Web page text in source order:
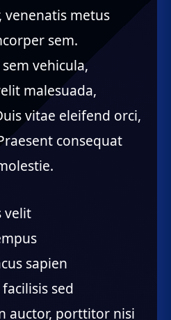
metus
sem.
vehicula,
malesuada,
vitae eleifend orci,
consequat
velit
sapien
sed
auctor, porttitor nisi